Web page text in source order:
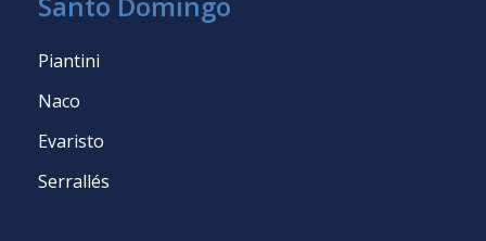
Piantini
Naco
Evaristo
Serrallés